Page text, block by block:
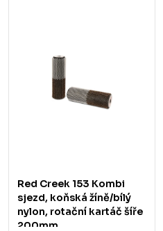
Red Creek 153 Kombi
sjezd, koňská žíně/bílý
nylon, rotační kartáč šíře
200mm